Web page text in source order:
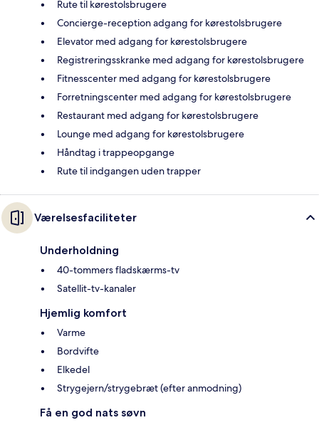
Rute til kørestolsbrugere
Concierge-reception adgang for kørestolsbrugere
Elevator med adgang for kørestolsbrugere
Registreringsskranke med adgang for kørestolsbrugere
Fitnesscenter med adgang for kørestolsbrugere
Forretningscenter med adgang for kørestolsbrugere
Restaurant med adgang for kørestolsbrugere
Lounge med adgang for kørestolsbrugere
Håndtag i trappeopgange
Rute til indgangen uden trapper
Værelsesfaciliteter
Underholdning
40-tommers fladskærms-tv
Satellit-tv-kanaler
Hjemlig komfort
Varme
Bordvifte
Elkedel
Strygejern/strygebræt (efter anmodning)
Få en god nats søvn